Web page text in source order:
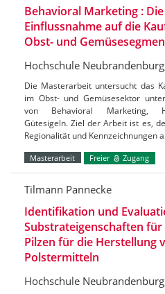
Behavioral Marketing :
Einflussnahme auf die
Obst- und
Hochschule
Die Masterarbeit untersucht das
im Obst- und Gemüsesektor
von Behavioral Marketing,
Gütesigeln. Ziel der Arbeit ist es,
Regionalität und Kennzeichnungen
Masterarbeit Freier Zugang
Tilmann Pannecke
Identifikation und
Substrateigenschaften
Pilzen für die Herstellung
Polstermitteln
Hochschule